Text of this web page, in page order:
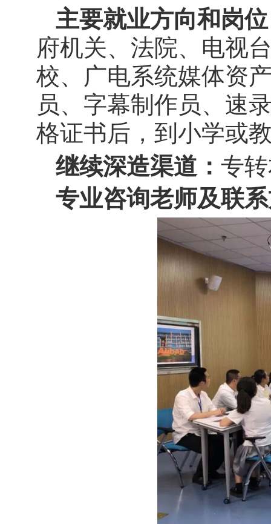
主要就业方向和岗
府机关、法院、电视
校、广电系统媒体资
员、字幕制作员、速
格证书后，到小学或
继续深造渠道： 专
专业咨询老师及联